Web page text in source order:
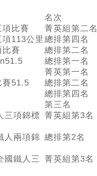
名次
比賽
菁英組第二名
113公里 總排第四名
賽
總排第二名
總排第一名
菁英第一名
賽51.5
總排第二名
總排第四名
第三名
三項錦標 菁英組第3名
人兩項錦 總排第2名
國鐵人三 菁英組第3名